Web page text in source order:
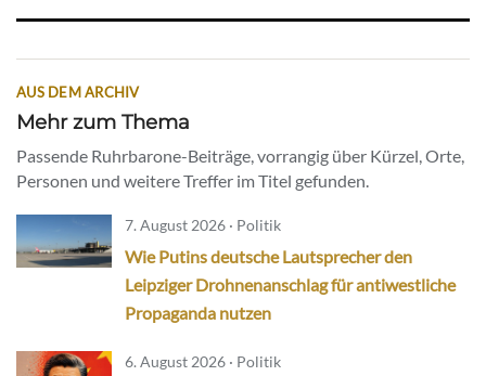
AUS DEM ARCHIV
Mehr zum Thema
Passende Ruhrbarone-Beiträge, vorrangig über Kürzel, Orte,
Personen und weitere Treffer im Titel gefunden.
7. August 2026 · Politik
Wie Putins deutsche Lautsprecher den
Leipziger Drohnenanschlag für antiwestliche
Propaganda nutzen
6. August 2026 · Politik